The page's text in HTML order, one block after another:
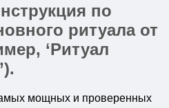
по
ритуала от
‘Ритуал
мощных и проверенных